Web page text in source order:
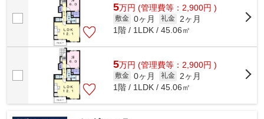
5万円 (管理費等：2,900円 )
敷金 0ヶ月 礼金
2ヶ月
1階 / 1LDK / 45.06㎡
5万円 (管理費等：2,900円 )
敷金 0ヶ月 礼金
2ヶ月
1階 / 1LDK / 45.06㎡